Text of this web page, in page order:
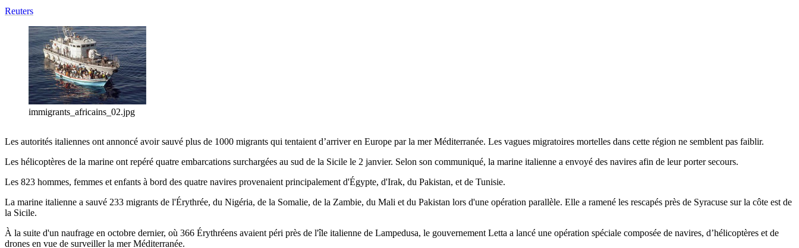
Reuters
immigrants_africains_02.jpg
Les autorités italiennes ont annoncé avoir sauvé plus de 1000 migrants qui tentaient d’arriver en Europe par la mer Méditerranée. Les vagues migratoires mortelles dans cette région ne semblent pas faiblir.
Les hélicoptères de la marine ont repéré quatre embarcations surchargées au sud de la Sicile le 2 janvier. Selon son communiqué, la marine italienne a envoyé des navires afin de leur porter secours.
Les 823 hommes, femmes et enfants à bord des quatre navires provenaient principalement d'Égypte, d'Irak, du Pakistan, et de Tunisie.
La marine italienne a sauvé 233 migrants de l'Érythrée, du Nigéria, de la Somalie, de la Zambie, du Mali et du Pakistan lors d'une opération parallèle. Elle a ramené les rescapés près de Syracuse sur la côte est de
la Sicile.
À la suite d'un naufrage en octobre dernier, où 366 Érythréens avaient péri près de l'île italienne de Lampedusa, le gouvernement Letta a lancé une opération spéciale composée de navires, d’hélicoptères et de
drones en vue de surveiller la mer Méditerranée.